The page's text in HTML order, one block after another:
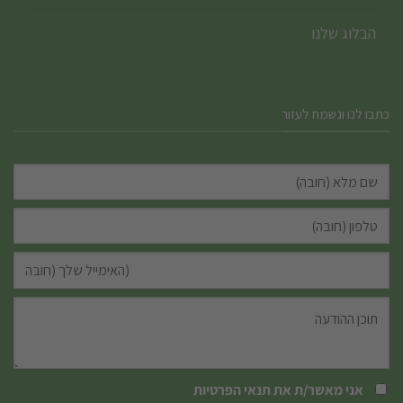
הבלוג שלנו
כתבו לנו ונשמח לעזור
אני מאשר/ת אתתנאי הפרטיות